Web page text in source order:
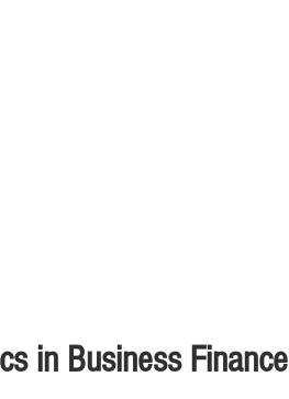
in Business Finance